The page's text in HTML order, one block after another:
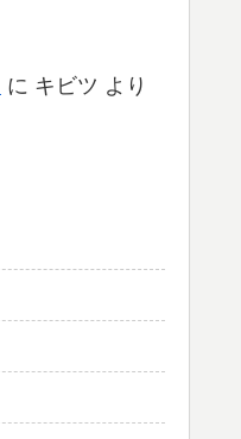
に キビツ より